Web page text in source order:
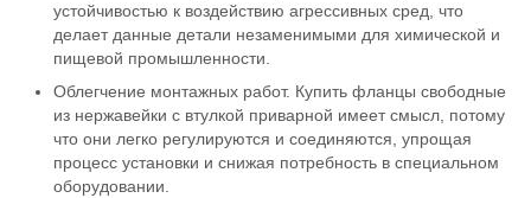
устойчивостью к воздействию агрессивных сред, что
делает данные детали незаменимыми для химической и
пищевой промышленности.
Облегчение монтажных работ. Купить фланцы свободные
из нержавейки с втулкой приварной имеет смысл, потому
что они легко регулируются и соединяются, упрощая
процесс установки и снижая потребность в специальном
оборудовании.